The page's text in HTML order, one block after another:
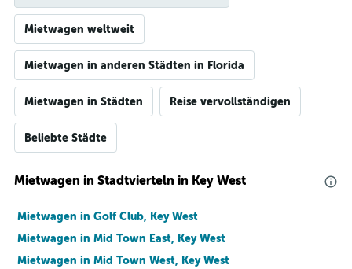
Mietwagen weltweit
Mietwagen in anderen Städten in Florida
Mietwagen in Städten Reise vervollständigen
Beliebte Städte
Mietwagen in Stadtvierteln in Key West
Mietwagen in Golf Club, Key West
Mietwagen in Mid Town East, Key West
Mietwagen in Mid Town West, Key West